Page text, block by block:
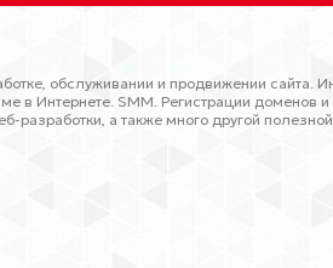
обслуживании и продвижении сайта.
в Интернете. SMM. Регистрации доменов и
разработки, а также много другой